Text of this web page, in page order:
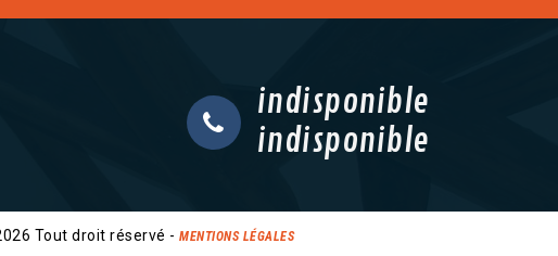
indisponible
indisponible
Tout droit réservé - MENTIONS LÉGALES